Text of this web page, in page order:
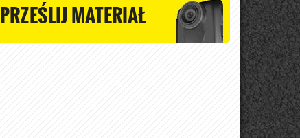
PRZEŚLIJ MATERIAŁ